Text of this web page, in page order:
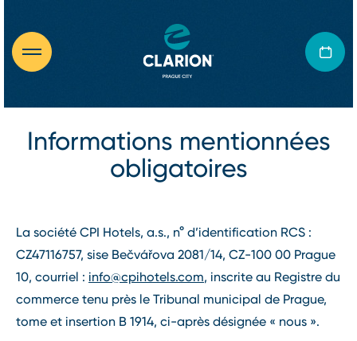
Informations mentionnées
obligatoires
La société CPI Hotels, a.s., n° d’identification RCS :
CZ47116757, sise Bečvářova 2081/14, CZ-100 00 Prague
10, courriel : info@cpihotels.com, inscrite au Registre du
commerce tenu près le Tribunal municipal de Prague,
tome et insertion B 1914, ci-après désignée « nous ».